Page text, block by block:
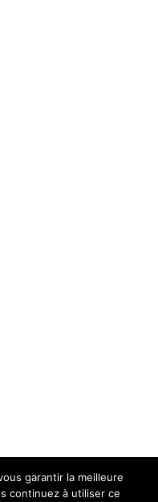
garantir la meilleure
continuez à utiliser ce